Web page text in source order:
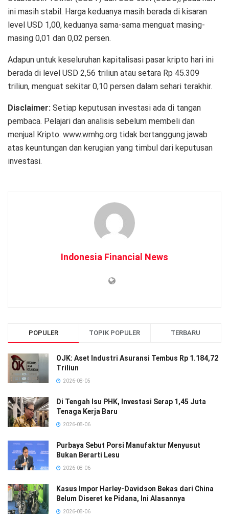
ini masih stabil. Harga keduanya masih berada di kisaran
level USD 1,00, keduanya sama-sama menguat masing-
masing 0,01 dan 0,02 persen.
Adapun untuk keseluruhan kapitalisasi pasar kripto hari ini
berada di level USD 2,56 triliun atau setara Rp 45.309
triliun, menguat sekitar 0,10 persen dalam sehari terakhir.
Disclaimer: Setiap keputusan investasi ada di tangan
pembaca. Pelajari dan analisis sebelum membeli dan
menjual Kripto. www.wmhg.org tidak bertanggung jawab
atas keuntungan dan kerugian yang timbul dari keputusan
investasi.
Indonesia Financial News
POPULER TOPIK POPULER TERBARU
OJK: Aset Industri Asuransi Tembus Rp 1.184,72
Triliun
2026-08-05
Di Tengah Isu PHK, Investasi Serap 1,45 Juta
Tenaga Kerja Baru
2026-08-06
Purbaya Sebut Porsi Manufaktur Menyusut
Bukan Berarti Lesu
2026-08-06
Kasus Impor Harley-Davidson Bekas dari China
Belum Diseret ke Pidana, Ini Alasannya
2026-08-06